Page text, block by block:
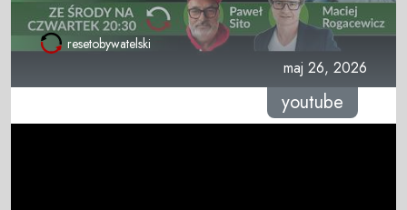
resetobywatelski
maj 26, 2026
youtube